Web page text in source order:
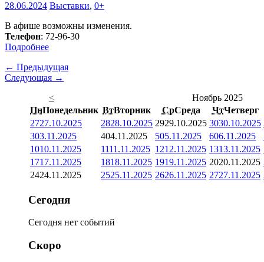
28.06.2024 Выставки, 0+
В афише возможны изменения.
Телефон: 72-96-30
Подробнее
← Предыдущая
Следующая →
<
Ноябрь 2025
ПнПонедельник ВтВторник СрСреда ЧтЧетверг
2727.10.2025 2828.10.2025 2929.10.2025 3030.10.2025
303.11.2025 404.11.2025 505.11.2025 606.11.2025
1010.11.2025 1111.11.2025 1212.11.2025 1313.11.2025
1717.11.2025 1818.11.2025 1919.11.2025 2020.11.2025
2424.11.2025 2525.11.2025 2626.11.2025 2727.11.2025
Сегодня
Сегодня нет событий
Скоро